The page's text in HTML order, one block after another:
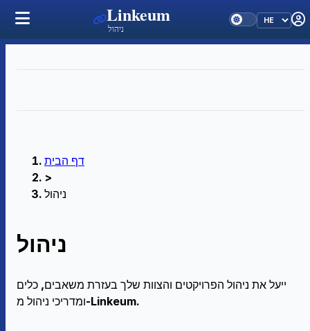
Linkeum
ניהול
דף הבית
>
ניהול
ניהול
ייעל את ניהול הפרויקטים והצוות שלך בעזרת משאבים, כלים
ומדריכי ניהול מ-Linkeum.